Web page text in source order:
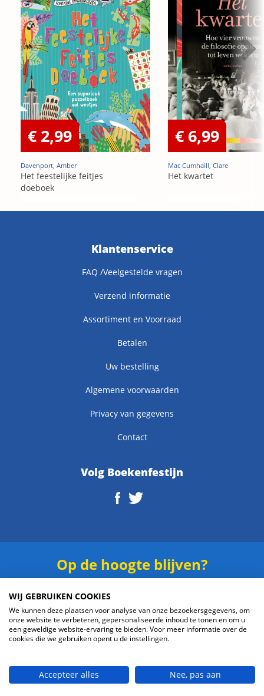
€ 2,99
Davenport, Amber
Het feestelijke feitjes
doeboek
€ 6,99
Mac Cumhaill, Clare
Het kwartet
Klantenservice
FAQ /Veelgestelde vragen
Verzend informatie
Assortiment en Voorraad
Betalen
Uw bestelling
Algemene voorwaarden
Privacy van gegevens
Contact
Volg Boekenfestijn
Op de hoogte blijven?
© 2026 Boekenfestijn.com | website doorBlueMinds.nl
WIJ GEBRUIKEN COOKIES
We kunnen deze plaatsen voor analyse van onze bezoekersgegevens, om
onze website te verbeteren, gepersonaliseerde inhoud te tonen en om u
een geweldige website-ervaring te bieden. Voor meer informatie over de
cookies die we gebruiken opent u de instellingen.
Accepteer alles Nee, pas aan